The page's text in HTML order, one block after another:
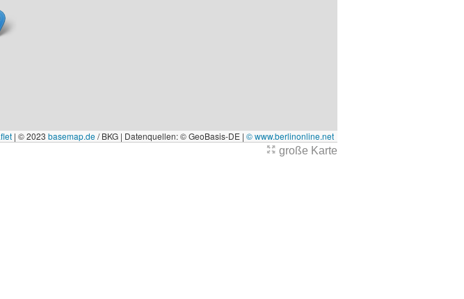
| © 2023 basemap.de/ BKG | Datenquellen: © GeoBasis-DE | © www.berlinonline.net
große Karte